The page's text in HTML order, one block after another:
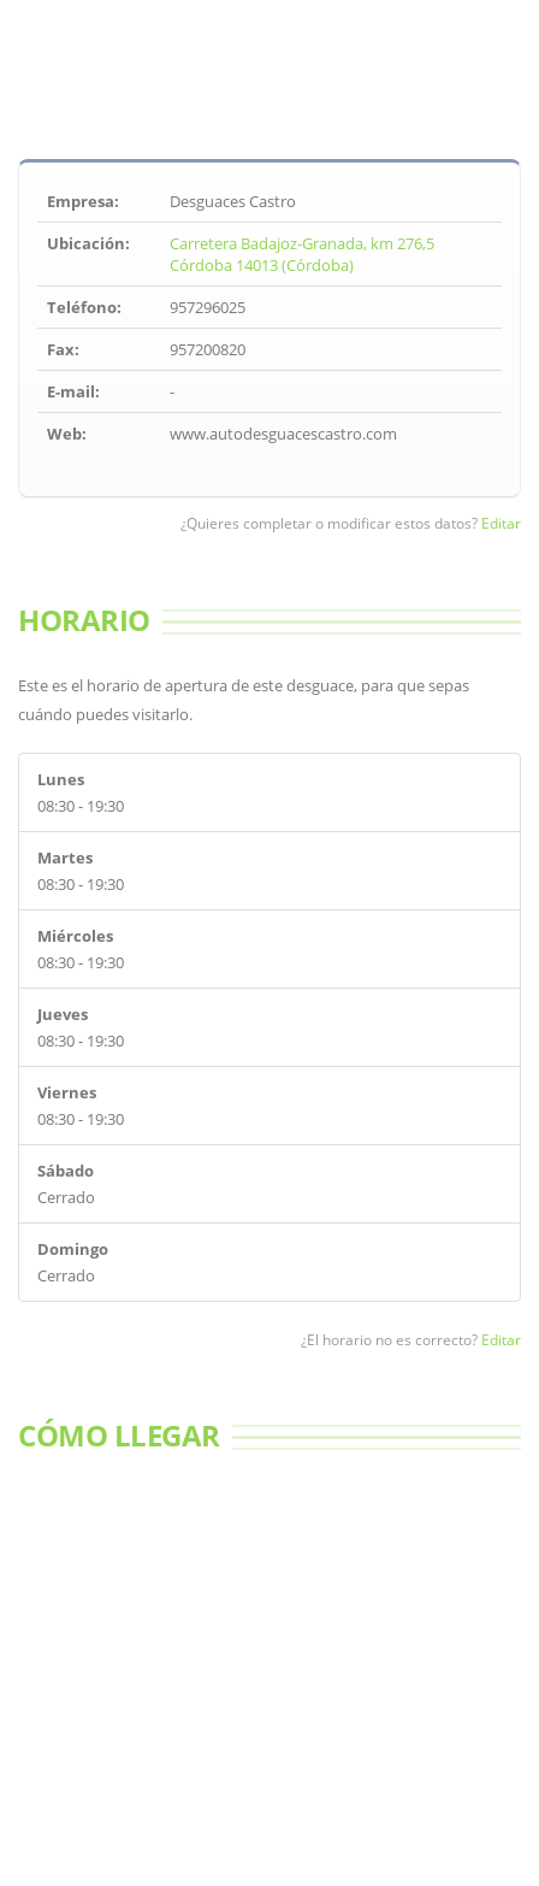
Empresa:
Desguaces Castro
Ubicación:
Carretera Badajoz-Granada, km 276,5
Córdoba 14013 (Córdoba)
Teléfono:
957296025
Fax:
957200820
E-mail:
-
Web:
www.autodesguacescastro.com
¿Quieres completar o modificar estos datos? Editar
HORARIO
Este es el horario de apertura de este desguace, para que sepas
cuándo puedes visitarlo.
Lunes
08:30 - 19:30
Martes
08:30 - 19:30
Miércoles
08:30 - 19:30
Jueves
08:30 - 19:30
Viernes
08:30 - 19:30
Sábado
Cerrado
Domingo
Cerrado
¿El horario no es correcto? Editar
CÓMO LLEGAR